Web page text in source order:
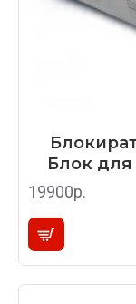
Блок для
19900р.